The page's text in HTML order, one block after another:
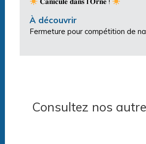
À découvrir
Fermeture pour compétition de
Consultez nos